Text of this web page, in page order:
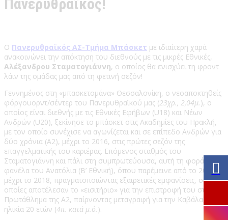
Πανερυθραϊκός!
Ο Πανερυθραϊκός ΑΣ-Τμήμα Μπάσκετ με ιδιαίτερη χαρά
ανακοινώνει την απόκτηση του διεθνούς με τις μικρές Εθνικές,
Αλέξανδρου Σταματογιάννη, ο οποίος θα ενισχύει τη φροντ
λάιν της ομάδας μας από τη φετινή σεζόν!
Γεννημένος στη «μπασκετομάνα» Θεσσαλονίκη, ο νεοαποκτηθείς
φόργουορντ/σέντερ του Πανερυθραϊκού μας (23χρ., 2,04μ.), ο
οποίος είναι διεθνής με τις Εθνικές Εφήβων (U18) και Νέων
Ανδρών (U20), ξεκίνησε το μπάσκετ στις Ακαδημίες του Ηρακλή,
με τον οποίο συνέχισε να αγωνίζεται και σε επίπεδο Ανδρών για
δύο χρόνια (Α2), μέχρι το 2016, στις πρώτες σεζόν της
επαγγελματικής του καριέρας. Επόμενος σταθμός του
Σταματογιάννη και πάλι στη συμπρωτεύουσα, αυτή τη φορά με τη
φανέλα του Ανατόλια (Β’ Εθνική), όπου παρέμεινε από το 2016
μέχρι το 2018, πραγματοποιώντας εξαιρετικές εμφανίσεις, οι
οποίες αποτέλεσαν το «εισιτήριο» για την επιστροφή του στο
Πρωτάθλημα της Α2, παίρνοντας μεταγραφή για την Καβάλα, σε
ηλικία 20 ετών (4π. κατά μ.ό.).